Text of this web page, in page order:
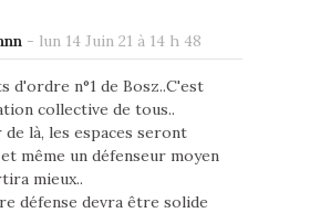
- lun 14 Juin 21 à 14 h 48
d'ordre n°1 de Bosz..C'est
collective de tous..
là, les espaces seront
même un défenseur moyen
mieux..
défense devra être solide